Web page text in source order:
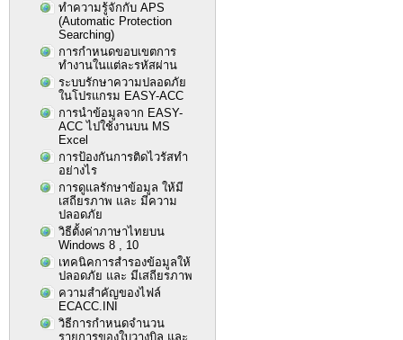
ทำความรู้จักกับ APS
(Automatic Protection
Searching)
การกำหนดขอบเขตการ
ทำงานในแต่ละรหัสผ่าน
ระบบรักษาความปลอดภัย
ในโปรแกรม EASY-ACC
การนำข้อมูลจาก EASY-
ACC ไปใช้งานบน MS
Excel
การป้องกันการติดไวรัสทำ
อย่างไร
การดูแลรักษาข้อมูล ให้มี
เสถียรภาพ และ มีความ
ปลอดภัย
วิธีตั้งค่าภาษาไทยบน
Windows 8 , 10
เทคนิคการสำรองข้อมูลให้
ปลอดภัย และ มีเสถียรภาพ
ความสำคัญของไฟล์
ECACC.INI
วิธีการกำหนดจำนวน
รายการของใบวางบิล และ